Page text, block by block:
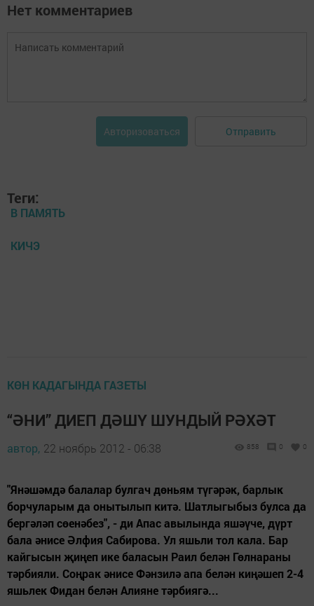
Нет комментариев
Авторизоваться Отправить
Теги:
В ПАМЯТЬ
КИЧЭ
КӨН КАДАГЫНДА ГАЗЕТЫ
“ӘНИ” ДИЕП ДӘШҮ ШУНДЫЙ РӘХӘТ
автор, 22 ноябрь 2012 - 06:38 858 0 0
"Янәшәмдә балалар булгач дөньям түгәрәк, барлык
борчуларым да онытылып китә. Шатлыгыбыз булса да
бергәләп сөенәбез", - ди Апас авылында яшәүче, дүрт
бала әнисе Әлфия Сабирова. Ул яшьли тол кала. Бар
кайгысын җиңеп ике баласын Раил белән Гөлнараны
тәрбияли. Соңрак әнисе Фәнзилә апа белән киңәшеп 2-4
яшьлек Фидан белән Алияне тәрбиягә...